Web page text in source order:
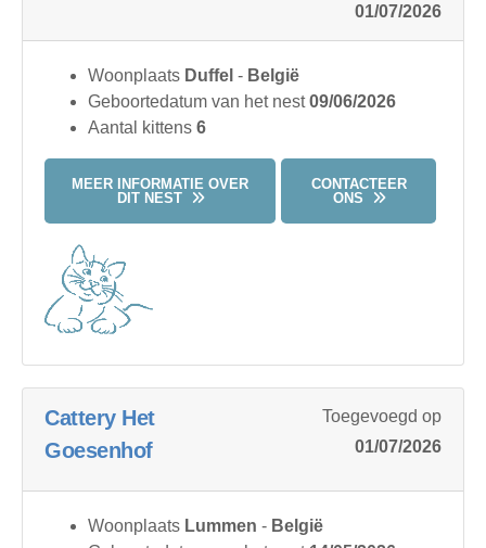
01/07/2026
Woonplaats Duffel - België
Geboortedatum van het nest09/06/2026
Aantal kittens 6
MEER INFORMATIE OVER
DIT NEST
CONTACTEER
ONS
Cattery Het
Goesenhof
Toegevoegd op
01/07/2026
Woonplaats Lummen - België